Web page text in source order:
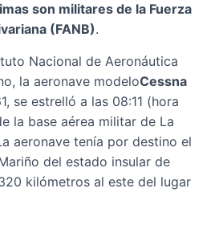
son militares de la Fuerza
(FANB).
Nacional de Aeronáutica
la aeronave modeloCessna
se estrelló a las 08:11 (hora
la base aérea militar de La
aeronave tenía por destino el
del estado insular de
kilómetros al este del lugar